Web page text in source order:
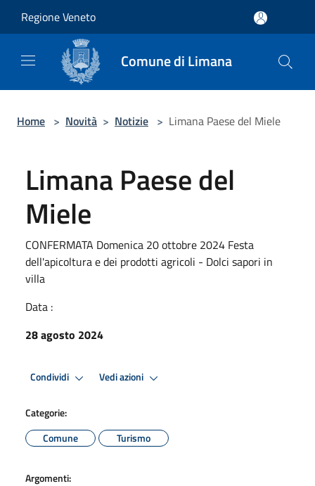
Regione Veneto
Comune di Limana
Home > Novità > Notizie > Limana Paese del Miele
Limana Paese del
Miele
CONFERMATA Domenica 20 ottobre 2024 Festa
dell'apicoltura e dei prodotti agricoli - Dolci sapori in
villa
Data :
28 agosto 2024
Condividi Vedi azioni
Categorie:
Comune
Turismo
Argomenti: